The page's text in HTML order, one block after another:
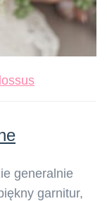
generalnie
garnitur,